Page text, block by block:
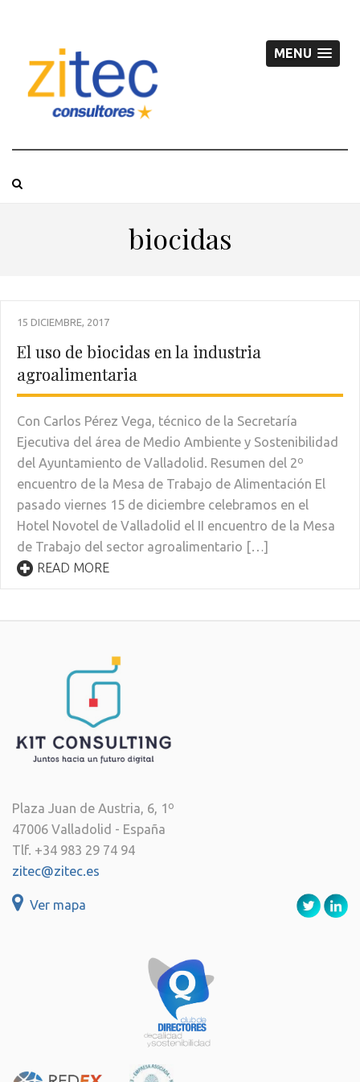
MENU
biocidas
15 DICIEMBRE, 2017
El uso de biocidas en la industria
agroalimentaria
Con Carlos Pérez Vega, técnico de la Secretaría
Ejecutiva del área de Medio Ambiente y Sostenibilidad
del Ayuntamiento de Valladolid. Resumen del 2º
encuentro de la Mesa de Trabajo de Alimentación El
pasado viernes 15 de diciembre celebramos en el
Hotel Novotel de Valladolid el II encuentro de la Mesa
de Trabajo del sector agroalimentario […]
READ MORE
Plaza Juan de Austria, 6, 1º
47006 Valladolid - España
Tlf. +34 983 29 74 94
zitec@zitec.es
Ver mapa